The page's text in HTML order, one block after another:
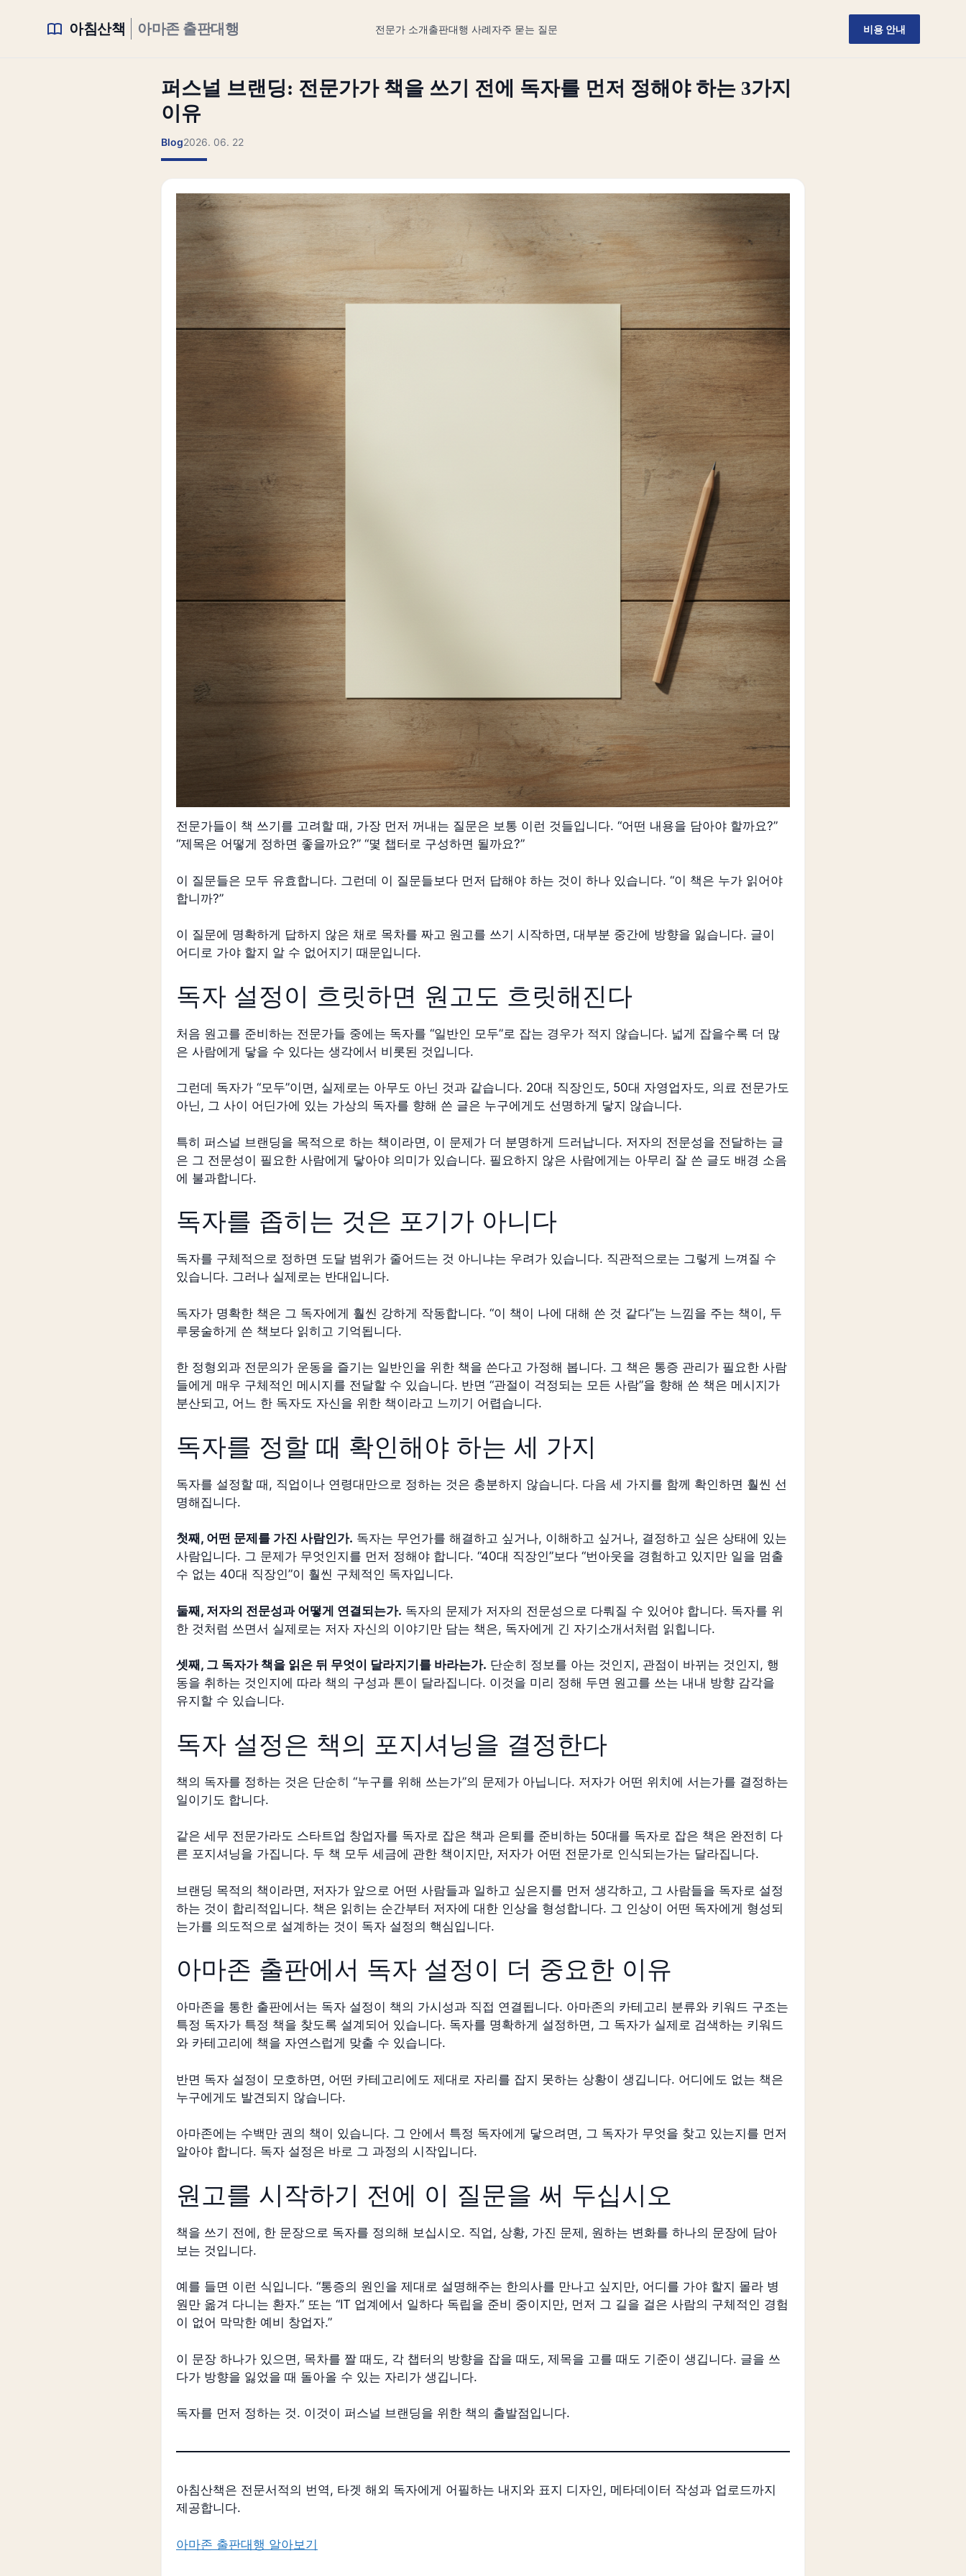
아침산책 아마존 출판대행 전문가 소개출판대행 사례자주 묻는 질문 비용 안내
퍼스널 브랜딩: 전문가가 책을 쓰기 전에 독자를 먼저 정해야 하는 3가지
이유
Blog2026. 06. 22
전문가들이 책 쓰기를 고려할 때, 가장 먼저 꺼내는 질문은 보통 이런 것들입니다. “어떤 내용을 담아야 할까요?”
“제목은 어떻게 정하면 좋을까요?” “몇 챕터로 구성하면 될까요?”
이 질문들은 모두 유효합니다. 그런데 이 질문들보다 먼저 답해야 하는 것이 하나 있습니다. “이 책은 누가 읽어야
합니까?”
이 질문에 명확하게 답하지 않은 채로 목차를 짜고 원고를 쓰기 시작하면, 대부분 중간에 방향을 잃습니다. 글이
어디로 가야 할지 알 수 없어지기 때문입니다.
독자 설정이 흐릿하면 원고도 흐릿해진다
처음 원고를 준비하는 전문가들 중에는 독자를 “일반인 모두”로 잡는 경우가 적지 않습니다. 넓게 잡을수록 더 많
은 사람에게 닿을 수 있다는 생각에서 비롯된 것입니다.
그런데 독자가 “모두”이면, 실제로는 아무도 아닌 것과 같습니다. 20대 직장인도, 50대 자영업자도, 의료 전문가도
아닌, 그 사이 어딘가에 있는 가상의 독자를 향해 쓴 글은 누구에게도 선명하게 닿지 않습니다.
특히 퍼스널 브랜딩을 목적으로 하는 책이라면, 이 문제가 더 분명하게 드러납니다. 저자의 전문성을 전달하는 글
은 그 전문성이 필요한 사람에게 닿아야 의미가 있습니다. 필요하지 않은 사람에게는 아무리 잘 쓴 글도 배경 소음
에 불과합니다.
독자를 좁히는 것은 포기가 아니다
독자를 구체적으로 정하면 도달 범위가 줄어드는 것 아니냐는 우려가 있습니다. 직관적으로는 그렇게 느껴질 수
있습니다. 그러나 실제로는 반대입니다.
독자가 명확한 책은 그 독자에게 훨씬 강하게 작동합니다. “이 책이 나에 대해 쓴 것 같다”는 느낌을 주는 책이, 두
루뭉술하게 쓴 책보다 읽히고 기억됩니다.
한 정형외과 전문의가 운동을 즐기는 일반인을 위한 책을 쓴다고 가정해 봅니다. 그 책은 통증 관리가 필요한 사람
들에게 매우 구체적인 메시지를 전달할 수 있습니다. 반면 “관절이 걱정되는 모든 사람”을 향해 쓴 책은 메시지가
분산되고, 어느 한 독자도 자신을 위한 책이라고 느끼기 어렵습니다.
독자를 정할 때 확인해야 하는 세 가지
독자를 설정할 때, 직업이나 연령대만으로 정하는 것은 충분하지 않습니다. 다음 세 가지를 함께 확인하면 훨씬 선
명해집니다.
첫째, 어떤 문제를 가진 사람인가. 독자는 무언가를 해결하고 싶거나, 이해하고 싶거나, 결정하고 싶은 상태에 있는
사람입니다. 그 문제가 무엇인지를 먼저 정해야 합니다. “40대 직장인”보다 “번아웃을 경험하고 있지만 일을 멈출
수 없는 40대 직장인”이 훨씬 구체적인 독자입니다.
둘째, 저자의 전문성과 어떻게 연결되는가. 독자의 문제가 저자의 전문성으로 다뤄질 수 있어야 합니다. 독자를 위
한 것처럼 쓰면서 실제로는 저자 자신의 이야기만 담는 책은, 독자에게 긴 자기소개서처럼 읽힙니다.
셋째, 그 독자가 책을 읽은 뒤 무엇이 달라지기를 바라는가. 단순히 정보를 아는 것인지, 관점이 바뀌는 것인지, 행
동을 취하는 것인지에 따라 책의 구성과 톤이 달라집니다. 이것을 미리 정해 두면 원고를 쓰는 내내 방향 감각을
유지할 수 있습니다.
독자 설정은 책의 포지셔닝을 결정한다
책의 독자를 정하는 것은 단순히 “누구를 위해 쓰는가”의 문제가 아닙니다. 저자가 어떤 위치에 서는가를 결정하는
일이기도 합니다.
같은 세무 전문가라도 스타트업 창업자를 독자로 잡은 책과 은퇴를 준비하는 50대를 독자로 잡은 책은 완전히 다
른 포지셔닝을 가집니다. 두 책 모두 세금에 관한 책이지만, 저자가 어떤 전문가로 인식되는가는 달라집니다.
브랜딩 목적의 책이라면, 저자가 앞으로 어떤 사람들과 일하고 싶은지를 먼저 생각하고, 그 사람들을 독자로 설정
하는 것이 합리적입니다. 책은 읽히는 순간부터 저자에 대한 인상을 형성합니다. 그 인상이 어떤 독자에게 형성되
는가를 의도적으로 설계하는 것이 독자 설정의 핵심입니다.
아마존 출판에서 독자 설정이 더 중요한 이유
아마존을 통한 출판에서는 독자 설정이 책의 가시성과 직접 연결됩니다. 아마존의 카테고리 분류와 키워드 구조는
특정 독자가 특정 책을 찾도록 설계되어 있습니다. 독자를 명확하게 설정하면, 그 독자가 실제로 검색하는 키워드
와 카테고리에 책을 자연스럽게 맞출 수 있습니다.
반면 독자 설정이 모호하면, 어떤 카테고리에도 제대로 자리를 잡지 못하는 상황이 생깁니다. 어디에도 없는 책은
누구에게도 발견되지 않습니다.
아마존에는 수백만 권의 책이 있습니다. 그 안에서 특정 독자에게 닿으려면, 그 독자가 무엇을 찾고 있는지를 먼저
알아야 합니다. 독자 설정은 바로 그 과정의 시작입니다.
원고를 시작하기 전에 이 질문을 써 두십시오
책을 쓰기 전에, 한 문장으로 독자를 정의해 보십시오. 직업, 상황, 가진 문제, 원하는 변화를 하나의 문장에 담아
보는 것입니다.
예를 들면 이런 식입니다. “통증의 원인을 제대로 설명해주는 한의사를 만나고 싶지만, 어디를 가야 할지 몰라 병
원만 옮겨 다니는 환자.” 또는 “IT 업계에서 일하다 독립을 준비 중이지만, 먼저 그 길을 걸은 사람의 구체적인 경험
이 없어 막막한 예비 창업자.”
이 문장 하나가 있으면, 목차를 짤 때도, 각 챕터의 방향을 잡을 때도, 제목을 고를 때도 기준이 생깁니다. 글을 쓰
다가 방향을 잃었을 때 돌아올 수 있는 자리가 생깁니다.
독자를 먼저 정하는 것. 이것이 퍼스널 브랜딩을 위한 책의 출발점입니다.
아침산책은 전문서적의 번역, 타겟 해외 독자에게 어필하는 내지와 표지 디자인, 메타데이터 작성과 업로드까지
제공합니다.
아마존 출판대행 알아보기